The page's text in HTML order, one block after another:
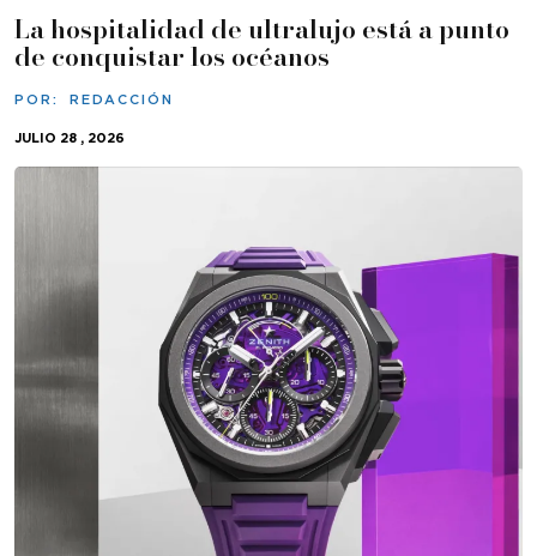
La hospitalidad de ultralujo está a punto
de conquistar los océanos
POR: REDACCIÓN
JULIO 28 , 2026